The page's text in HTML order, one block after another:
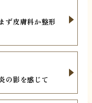
ず皮膚科か整形
の影を感じて